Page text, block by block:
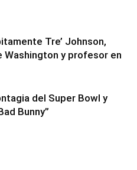
Tre’ Johnson,
Washington y profesor en
del Super Bowl y
Bunny”